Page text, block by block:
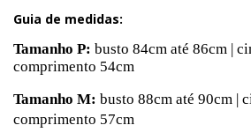
Guia de medidas:
Tamanho P: busto 84cm até 86cm |
comprimento 54cm
Tamanho M: busto 88cm até 90cm |
comprimento 57cm